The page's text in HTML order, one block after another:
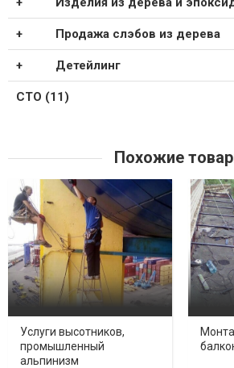
Продажа слэбов из дерева
Детейлинг
СТО (11)
Похожие
Услуги высотников,
промышленный
альпинизм